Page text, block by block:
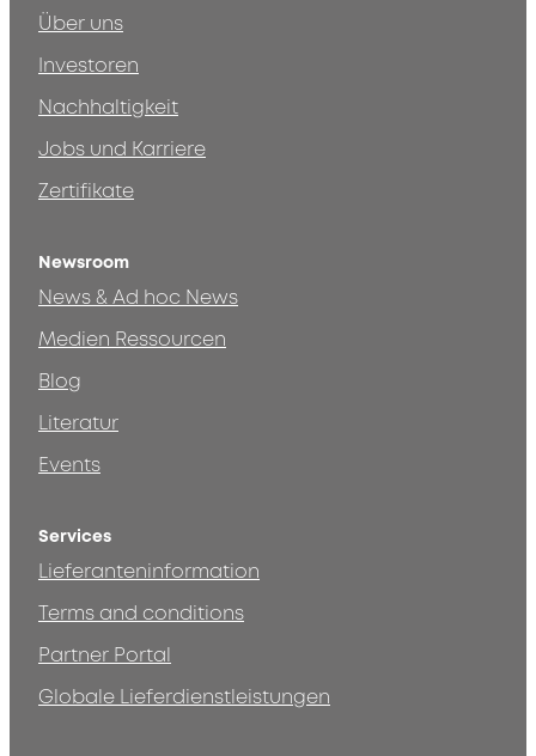
Über uns
Investoren
Nachhaltigkeit
Jobs und Karriere
Zertifikate
Newsroom
News & Ad hoc News
Medien Ressourcen
Blog
Literatur
Events
Services
Lieferanteninformation
Terms and conditions
Partner Portal
Globale Lieferdienstleistungen